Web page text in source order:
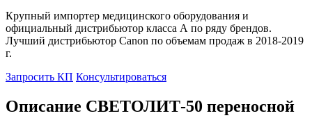
Крупный импортер медицинского оборудования и
официальный дистрибьютор класса А по ряду брендов.
Лучший дистрибьютор Canon по объемам продаж в 2018-2019
г.
Запросить КП Консультироваться
Описание СВЕТОЛИТ-50 переносной